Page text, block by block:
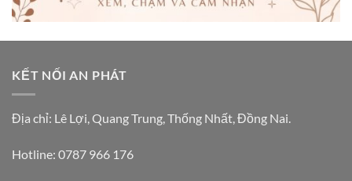
KẾT NỐI AN PHÁT
Địa chỉ: Lê Lợi, Quang Trung, Thống Nhất, Đồng Nai.
Hotline: 0787 966 176